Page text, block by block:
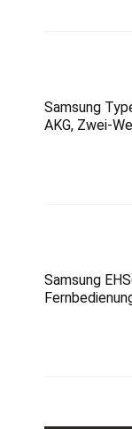
Samsung
AKG, Zwei-
Samsung